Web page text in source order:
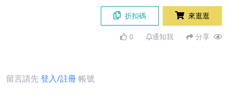
折扣碼 來逛逛
0 通知我 分享
留言請先登入/註冊帳號